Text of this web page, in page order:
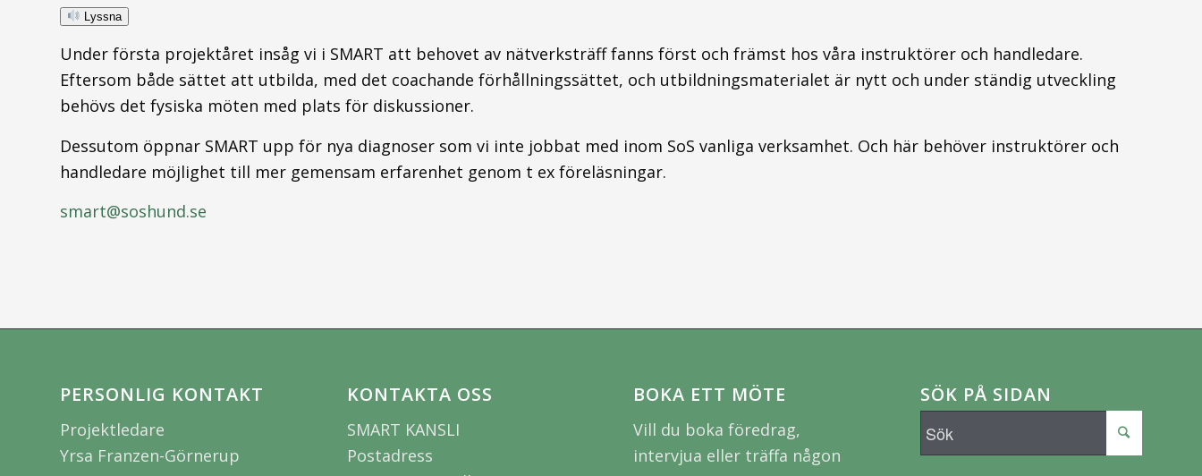
Lyssna
Under första projektåret insåg vi i SMART att behovet av nätverksträff fanns först och främst hos våra instruktörer och handledare.
Eftersom både sättet att utbilda, med det coachande förhållningssättet, och utbildningsmaterialet är nytt och under ständig utveckling
behövs det fysiska möten med plats för diskussioner.
Dessutom öppnar SMART upp för nya diagnoser som vi inte jobbat med inom SoS vanliga verksamhet. Och här behöver instruktörer och
handledare möjlighet till mer gemensam erfarenhet genom t ex föreläsningar.
smart@soshund.se
PERSONLIG KONTAKT
Projektledare
Yrsa Franzen-Görnerup
KONTAKTA OSS
SMART KANSLI
Postadress
BOKA ETT MÖTE
Vill du boka föredrag,
intervjua eller träffa någon
SÖK PÅ SIDAN